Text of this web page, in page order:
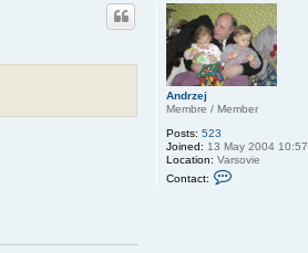
c
t
k
o
k
o
y
y
Andrzej
Membre / Member
Posts: 523
Joined: 13 May 2004 10:57
Location: Varsovie
Contact: